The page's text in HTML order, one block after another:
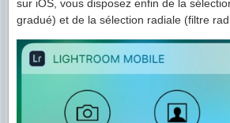
sur iOS, vous disposez enfin de la
gradué) et de la sélection radiale (filtre